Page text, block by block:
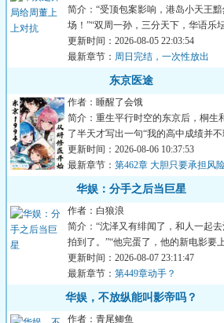
简介：“受顶包案影响，港岛小天王黯
场！”“双周一孙，三分天下，华语乐
力！”“新时代华语乐...
更新时间：2026-08-05 22:03:54
最新章节： 周日完结，一次性放出
东京医途
作者：睡醒了会饿
简介：重生平行时空的东京后，桐生
了半天才写出一句“我的高中成绩并不
想”，无奈之下，只能弃文...
更新时间：2026-08-06 10:37:53
最新章节： 第462章 大胆只要承担风
华娱：分手之后当巨星
作者：白狼浪
简介：“沈泽又有绯闻了，和人一起
拍到了。”“他完蛋了，他的新电影要
吧，投资那么大，他...
更新时间：2026-08-07 23:11:47
最新章节： 第449章动手？
华娱，不放纵能叫影帝吗？
作者：青尾鲫鱼